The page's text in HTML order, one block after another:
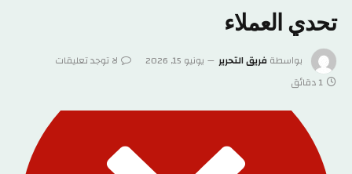
تحدي العملاء
بواسطةفريق التحرير يونيو 15, 2026
لا توجد تعليقات
1 دقائق